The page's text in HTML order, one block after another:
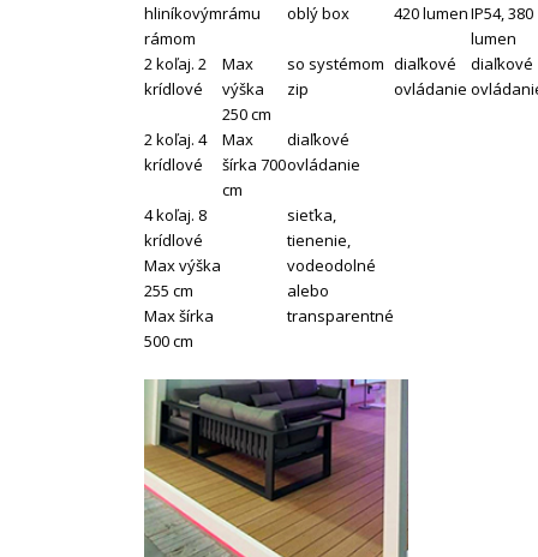
hliníkovým
rámom
rámu
oblý box
420 lumenIP54, 380
lumen
2 koľaj. 2
krídlové
Max
výška
250 cm
so systémom
zip
diaľkové
ovládanie
diaľkové
2 koľaj. 4
krídlové
Max
šírka 700
cm
diaľkové
ovládanie
4 koľaj. 8
krídlové
sieťka,
tienenie,
Max výška
255 cm
vodeodolné
alebo
Max šírka
500 cm
transparentné